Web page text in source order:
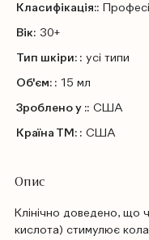
Класифікація::
Вік: 30+
Тип шкіри: : усі типи
Об'єм: : 15 мл
Зроблено у :: США
Країна ТМ: : США
Опис
Клінічно доведено, що
кислота) стимулює